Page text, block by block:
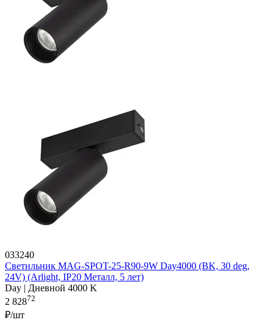
033240
Светильник MAG-SPOT-25-R90-9W Day4000 (BK, 30 deg,
24V) (Arlight, IP20 Металл, 5 лет)
Day | Дневной 4000 K
2 82872
₽/шт